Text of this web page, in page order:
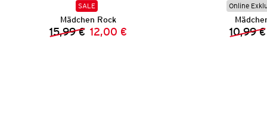
SALE
Mädchen Rock
Vorheriger Preis:
15,99 € Neuer Preis:
12,00 €
Online
10,99 €